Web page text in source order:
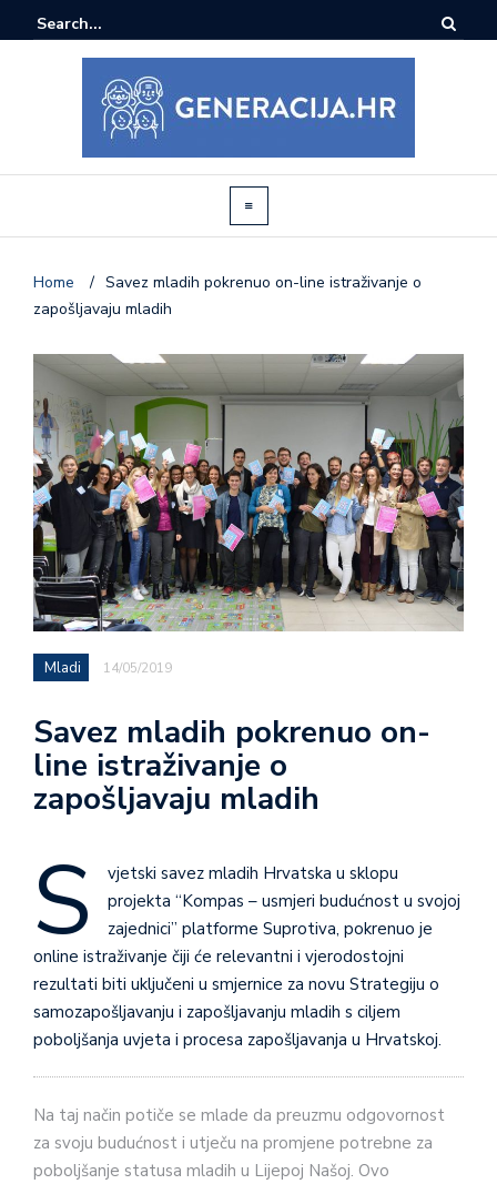
Home / Savez mladih pokrenuo on-line istraživanje o
zapošljavaju mladih
Mladi 14/05/2019
Savez mladih pokrenuo on-
line istraživanje o
zapošljavaju mladih
S
vjetski savez mladih Hrvatska u sklopu
projekta “Kompas – usmjeri budućnost u svojoj
zajednici” platforme Suprotiva, pokrenuo je
online istraživanje čiji će relevantni i vjerodostojni
rezultati biti uključeni u smjernice za novu Strategiju o
samozapošljavanju i zapošljavanju mladih s ciljem
poboljšanja uvjeta i procesa zapošljavanja u Hrvatskoj.
Na taj način potiče se mlade da preuzmu odgovornost
za svoju budućnost i utječu na promjene potrebne za
poboljšanje statusa mladih u Lijepoj Našoj. Ovo